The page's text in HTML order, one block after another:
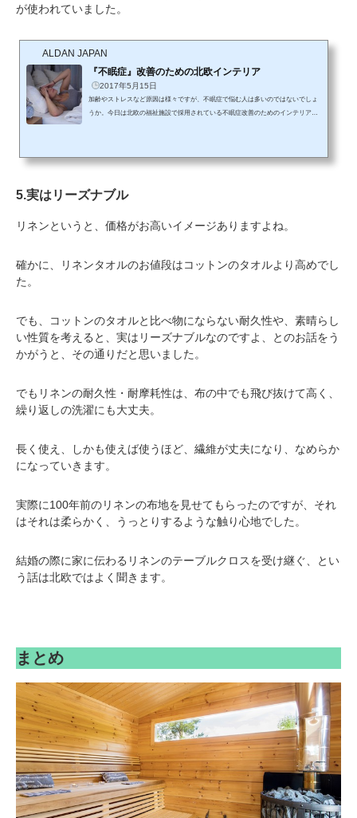
が使われていました。
ALDAN JAPAN
『不眠症』改善のための北欧インテリア
2017年5月15日
加齢やストレスなど原因は様々ですが、不眠症で悩む人は多いのではないでしょ
うか。今日は北欧の福祉施設で採用されている不眠症改善のためのインテリアを
年齢を重ねることによって身体的機能が低下し、眠りの質が低下する、というの
5.実はリーズナブル
リネンというと、価格がお高いイメージありますよね。
確かに、リネンタオルのお値段はコットンのタオルより高めでし
た。
でも、コットンのタオルと比べ物にならない耐久性や、素晴らし
い性質を考えると、実はリーズナブルなのですよ、とのお話をう
かがうと、その通りだと思いました。
でもリネンの耐久性・耐摩耗性は、布の中でも飛び抜けて高く、
繰り返しの洗濯にも大丈夫。
長く使え、しかも使えば使うほど、繊維が丈夫になり、なめらか
になっていきます。
実際に100年前のリネンの布地を見せてもらったのですが、それ
はそれは柔らかく、うっとりするような触り心地でした。
結婚の際に家に伝わるリネンのテーブルクロスを受け継ぐ、とい
う話は北欧ではよく聞きます。
まとめ